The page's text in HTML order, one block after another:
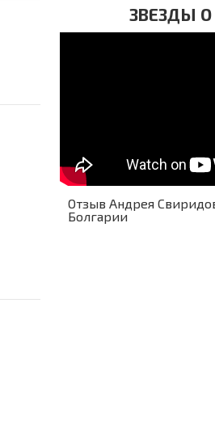
ЗВЕЗДЫ
Отзыв Андрея
Болгарии